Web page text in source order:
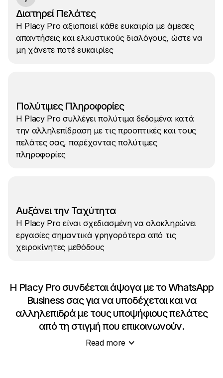
Διατηρεί Πελάτες
Η Placy Pro αξιοποιεί κάθε ευκαιρία με άμεσες
απαντήσεις και ελκυστικούς διαλόγους, ώστε να
μη χάνετε ποτέ ευκαιρίες
Πολύτιμες Πληροφορίες
Η Placy Pro συλλέγει πολύτιμα δεδομένα κατά
την αλληλεπίδραση με τις προοπτικές και τους
πελάτες σας, παρέχοντας πολύτιμες
πληροφορίες
Αυξάνει την Ταχύτητα
Η Placy Pro είναι σχεδιασμένη να ολοκληρώνει
εργασίες σημαντικά γρηγορότερα από τις
χειροκίνητες μεθόδους
Η Placy Pro συνδέεται άψογα με το WhatsApp
Business σας για να υποδέχεται και να
αλληλεπιδρά με τους υποψήφιους πελάτες
από τη στιγμή που επικοινωνούν.
Read more